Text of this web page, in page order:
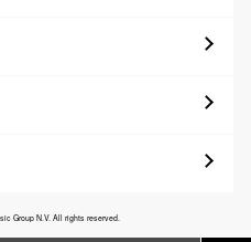
Group N.V. All rights reserved.